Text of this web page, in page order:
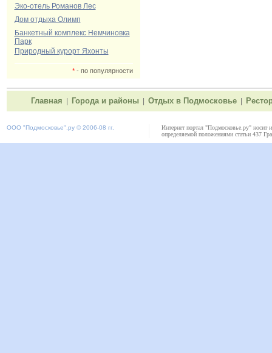
Эко-отель Романов Лес
Дом отдыха Олимп
Банкетный комплекс Немчиновка
Парк
Природный курорт Яхонты
*- по популярности
Главная Города и районы Отдых в Подмосковье
ООО "Подмосковье" .ру © 2006-08 гг.
Интернет портал "Подмосковье.ру" носит
определяемой положениями статьи 437